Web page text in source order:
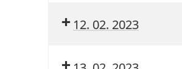
12. 02. 2023